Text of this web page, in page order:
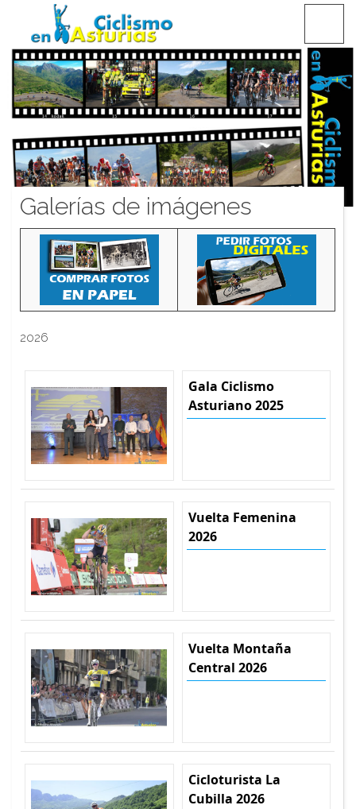
CICLISMO EN ASTURIAS
Galerías de imágenes
2026
Gala Ciclismo
Asturiano 2025
Vuelta Femenina
2026
Vuelta Montaña
Central 2026
Cicloturista La
Cubilla 2026